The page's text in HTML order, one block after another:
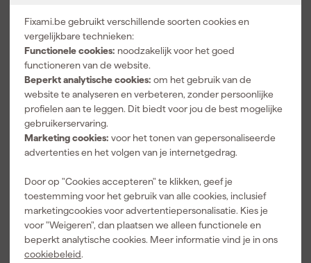
Fixami.be gebruikt verschillende soorten cookies en
vergelijkbare technieken:
Functionele cookies: noodzakelijk voor het goed
functioneren van de website.
Beperkt analytische cookies: om het gebruik van de
website te analyseren en verbeteren, zonder persoonlijke
profielen aan te leggen. Dit biedt voor jou de best mogelijke
gebruikerservaring.
Marketing cookies: voor het tonen van gepersonaliseerde
advertenties en het volgen van je internetgedrag.
Door op "Cookies accepteren" te klikken, geef je
toestemming voor het gebruik van alle cookies, inclusief
marketingcookies voor advertentiepersonalisatie. Kies je
voor "Weigeren", dan plaatsen we alleen functionele en
beperkt analytische cookies. Meer informatie vind je in ons
cookiebeleid.
zit een handige zak met klep en meerdere vakjes met
drukknoop, terwijl de linkerpijp een functionele zak met extra
beveiligde ruimte voor je telefoon heeft. De driedubbelgestikte
naden maken deze short duurzaam genoeg voor intensief
gebruik. Het Carhartt-label op de zak maakt het af.
Materiaal
Pasvorm
Type werkkleding Korte werkbroek
Bekijk alle kenmerken
Reviews
5.0/ 51 review
5 sterren
4 sterren
3 sterren
2 sterren